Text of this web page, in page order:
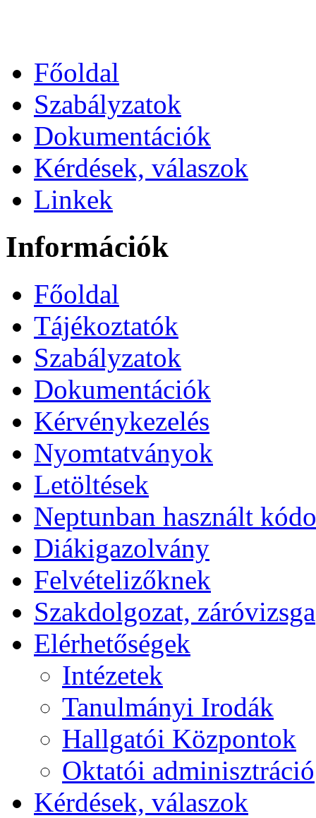
Főoldal
Szabályzatok
Dokumentációk
Kérdések, válaszok
Linkek
Információk
Főoldal
Tájékoztatók
Szabályzatok
Dokumentációk
Kérvénykezelés
Nyomtatványok
Letöltések
Neptunban használt
Diákigazolvány
Felvételizőknek
Szakdolgozat, záróvizsga
Elérhetőségek
Intézetek
Tanulmányi Irodák
Hallgatói Központok
Oktatói adminisztráció
Kérdések, válaszok